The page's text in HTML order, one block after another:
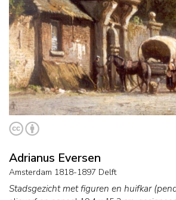
Adrianus Eversen
Amsterdam 1818-1897 Delft
Stadsgezicht met figuren en huifkar